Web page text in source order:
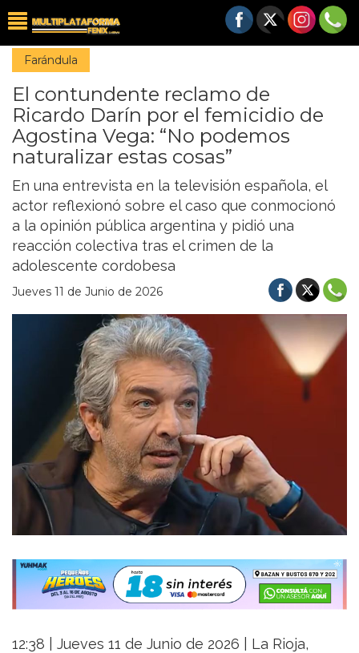
Farándula
El contundente reclamo de
Ricardo Darín por el femicidio de
Agostina Vega: “No podemos
naturalizar estas cosas”
En una entrevista en la televisión española, el
actor reflexionó sobre el caso que conmocionó
a la opinión pública argentina y pidió una
reacción colectiva tras el crimen de la
adolescente cordobesa
Jueves 11 de Junio de 2026
12:38 | Jueves 11 de Junio de 2026 | La Rioja,